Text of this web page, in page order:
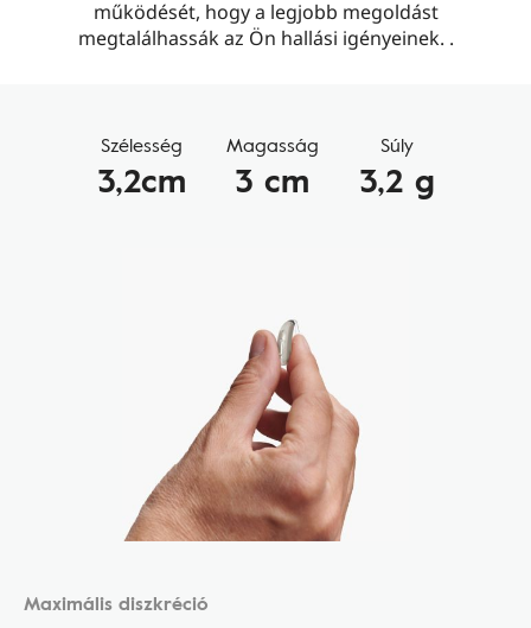
működését, hogy a legjobb megoldást
megtalálhassák az Ön hallási igényeinek. .
Szélesség
3,2cm
Magasság
3 cm
Súly
3,2 g
Maximális diszkréció